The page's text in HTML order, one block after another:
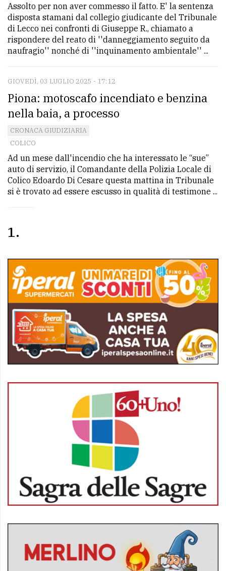
pubblicità
CERCA
per
comune
Ricerca
avanzata
LE
ALTRE
TESTATE
PRIVACY
Privacy
policy
Cookie
policy
Assolto per non aver commesso il fatto. E' la sentenza
disposta stamani dal collegio giudicante del Tribunale
di Lecco nei confronti di Giuseppe R., chiamato a
rispondere del reato di ''danneggiamento seguito da
naufragio'' nonché di ''inquinamento ambientale'' ...
GIOVEDÌ, 03 LUGLIO 2025 - 17:12
Piona: motoscafo incendiato e benzina
nella baia, a processo
CRONACA GIUDIZIARIA
COLICO
Ad un mese dall'incendio che ha interessato le “sue”
auto di servizio, il Comandante della Polizia Locale di
Colico Edoardo Di Cesare questa mattina in Tribunale
si è trovato ad essere escusso in qualità di testimone ...
1